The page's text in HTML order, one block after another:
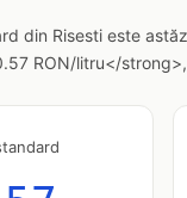
din Risesti este
RON/litru</